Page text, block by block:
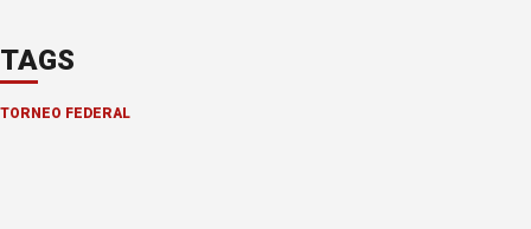
TAGS
TORNEO FEDERAL